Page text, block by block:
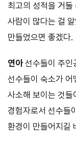
최고의 성적을 거
사람이 많다는 걸
만들었으면 좋겠다.
연아선수들이 주인
선수들이 숙소가 어
사소해 보이는 것들
경험자로서 선수들
환경이 만들어지길